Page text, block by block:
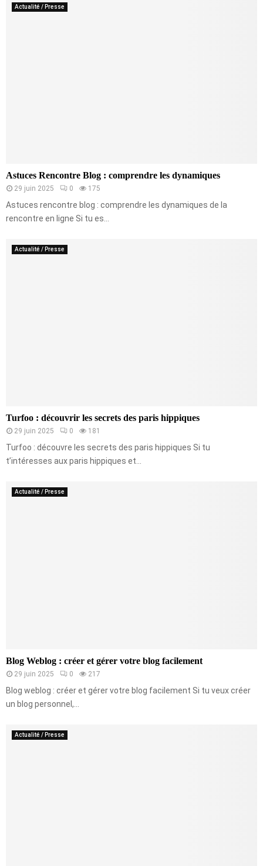
Actualité / Presse
Astuces Rencontre Blog : comprendre les dynamiques
29 juin 2025 0 175
Astuces rencontre blog : comprendre les dynamiques de la
rencontre en ligne Si tu es...
Actualité / Presse
Turfoo : découvrir les secrets des paris hippiques
29 juin 2025 0 181
Turfoo : découvre les secrets des paris hippiques Si tu
t’intéresses aux paris hippiques et...
Actualité / Presse
Blog Weblog : créer et gérer votre blog facilement
29 juin 2025 0 217
Blog weblog : créer et gérer votre blog facilement Si tu veux créer
un blog personnel,...
Actualité / Presse